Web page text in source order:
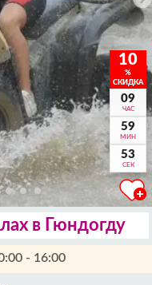
10
%
СКИДКА
09
ЧАС
59
МИН
52
СЕК
в Гюндогду
- 16:00